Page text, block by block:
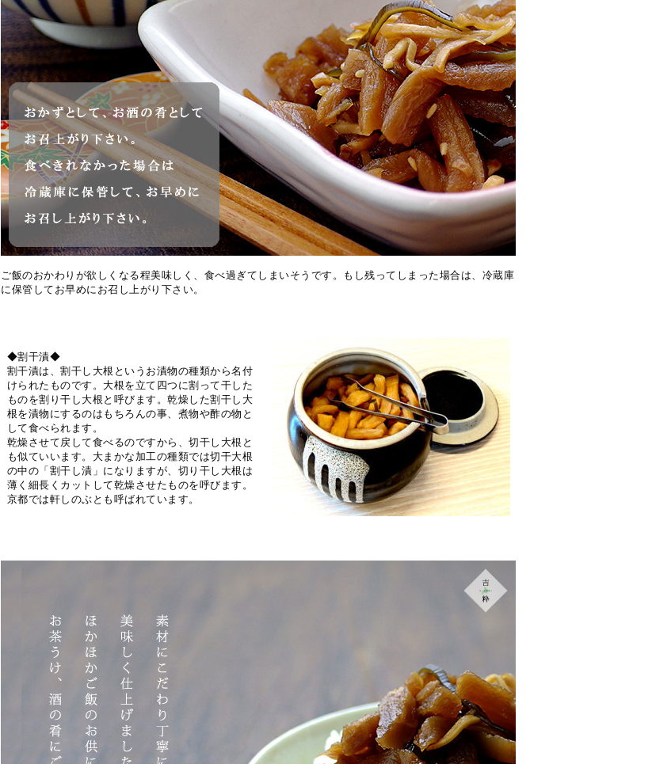
ご飯のおかわりが欲しくなる程美味しく、食べ過ぎてしまいそうです。もし残ってしまった場合は、冷蔵庫
に保管してお早めにお召し上がり下さい。
◆割干漬◆
割干漬は、割干し大根というお漬物の種類から名付
けられたものです。大根を立て四つに割って干した
ものを割り干し大根と呼びます。乾燥した割干し大
根を漬物にするのはもちろんの事、煮物や酢の物と
して食べられます。
乾燥させて戻して食べるのですから、切干し大根と
も似ていいます。大まかな加工の種類では切干大根
の中の「割干し漬」になりますが、切り干し大根は
薄く細長くカットして乾燥させたものを呼びます。
京都では軒しのぶとも呼ばれています。